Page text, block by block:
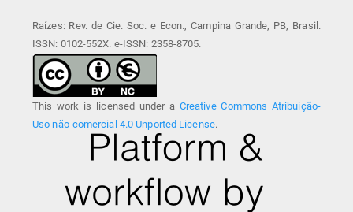
Raízes: Rev. de Cie. Soc. e Econ., Campina Grande, PB, Brasil.
ISSN: 0102-552X. e-ISSN: 2358-8705.
This work is licensed under a Creative Commons Atribuição-
Uso não-comercial 4.0 Unported License.